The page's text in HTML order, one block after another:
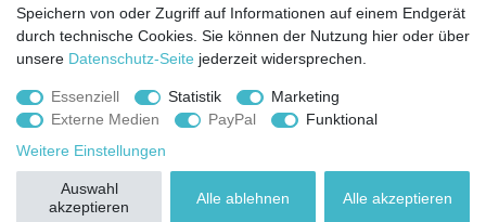
Über uns
Montessori-Lernwelten-Versprechen
Partnerprogramm
Bestellung widerrufen
Impressum
Speichern von oder Zugriff auf Informationen auf einem Endgerät
durch technische Cookies. Sie können der Nutzung hier oder über
unsere Datenschutz-Seite jederzeit widersprechen.
Essenziell Statistik
Marketing
Externe Medien
PayPal
Funktional
Weitere Einstellungen
Alle akzeptieren
Alle ablehnen
Auswahl
akzeptieren